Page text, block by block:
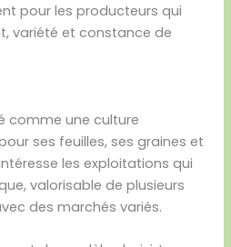
pour les producteurs qui
variété et constance de
comme une culture
ses feuilles, ses graines et
les exploitations qui
valorisable de plusieurs
des marchés variés.